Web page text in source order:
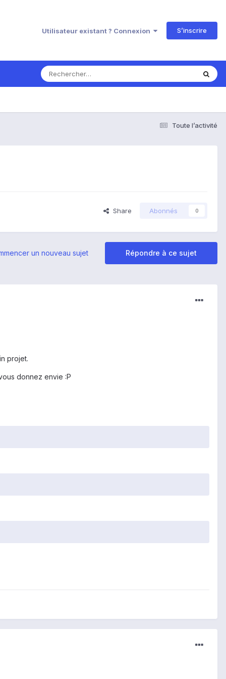
Utilisateur existant ? Connexion S’inscrire
Toute l’activité
Share Abonnés 0
Répondre à ce sujet
un nouveau sujet
projet.
donnez envie :P